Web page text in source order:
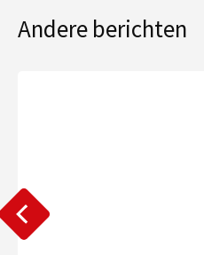
Andere berichten